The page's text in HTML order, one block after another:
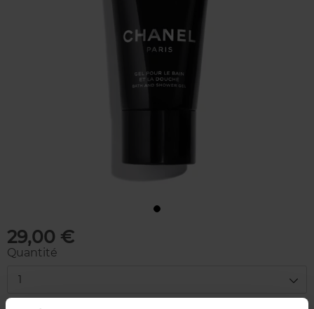
29,00 €
Quantité
1